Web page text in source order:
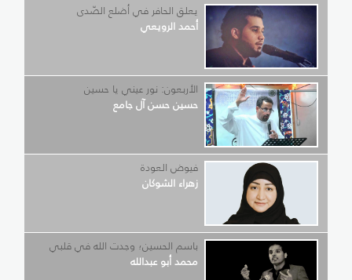
يعلق الحافر في أضلع الصّدى
أحمد الرويعي
الأربعون: نور عيني يا حسين
حسين حسن آل جامع
فيوض العودة
زهراء الشوكان
باسم الحسين؛ وجدت الله في قلبي
محمد أبو عبدالله